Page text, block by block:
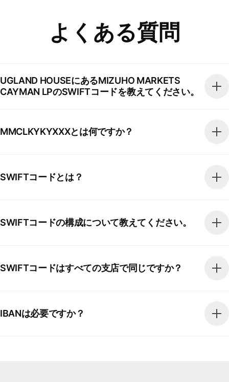
よくある質問
UGLAND HOUSEにあるMIZUHO MARKETS
CAYMAN LPのSWIFTコードを教えてください。
MMCLKYKYXXXとは何ですか？
SWIFTコードとは？
SWIFTコードの構成について教えてください。
SWIFTコードはすべての支店で同じですか？
IBANは必要ですか？